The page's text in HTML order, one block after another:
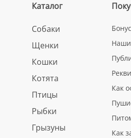
Каталог
Собаки
Щенки
Кошки
Котята
Птицы
Рыбки
Грызуны
Как
Как